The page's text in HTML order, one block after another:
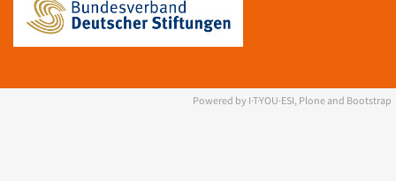
Powered by I·T·YOU·ESI, Plone and Bootstrap